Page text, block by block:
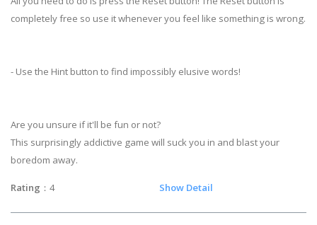
completely free so use it whenever you feel like something is wrong.
- Use the Hint button to find impossibly elusive words!
Are you unsure if it'll be fun or not?
This surprisingly addictive game will suck you in and blast your
boredom away.
Rating ：4 Show Detail